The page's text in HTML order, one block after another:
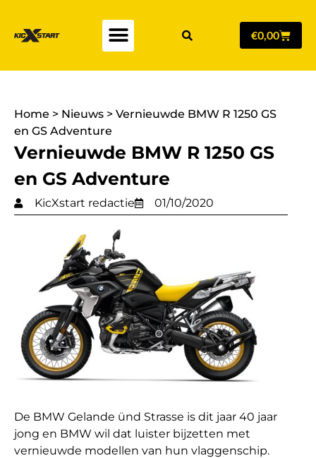
€0,00
Home > Nieuws > Vernieuwde BMW R 1250 GS
en GS Adventure
Vernieuwde BMW R 1250 GS
en GS Adventure
KicXstart redactie 01/10/2020
De BMW Gelande ünd Strasse is dit jaar 40 jaar
jong en BMW wil dat luister bijzetten met
vernieuwde modellen van hun vlaggenschip.